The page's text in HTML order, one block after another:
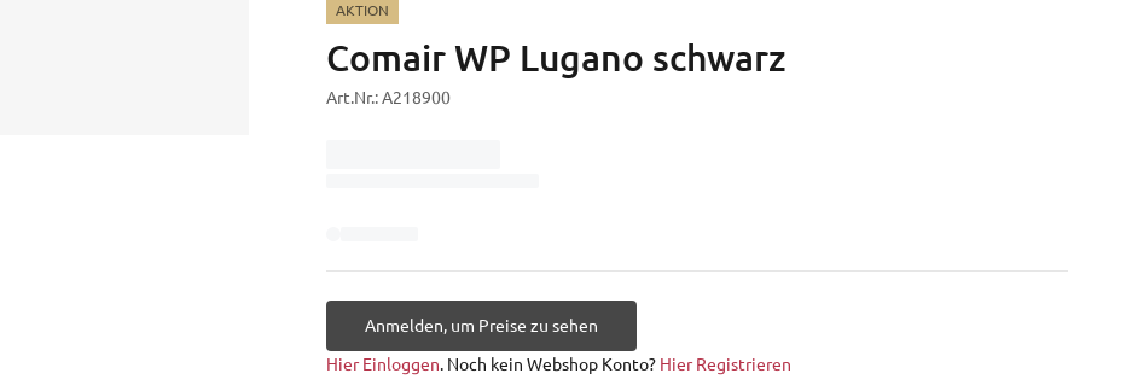
AKTION
Comair WP Lugano schwarz
Art.Nr.:A218900
Anmelden, um Preise zu sehen
Hier Einloggen. Noch kein Webshop Konto? Hier Registrieren